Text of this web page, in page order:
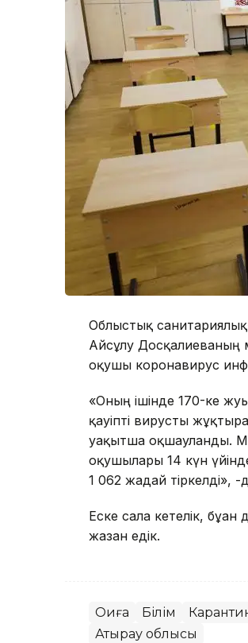
Облыстық
Айсұлу Досқалиеваның
оқушы коронавирус
«Оның ішінде 170-ке
қауіпті вирусты
уақытша оқшауланды.
оқушылары 14 күн
1 062 жағдай тіркелді»,
Еске сала кетелік,
жазған едік.
Оқиға Білім
Атырау облысы